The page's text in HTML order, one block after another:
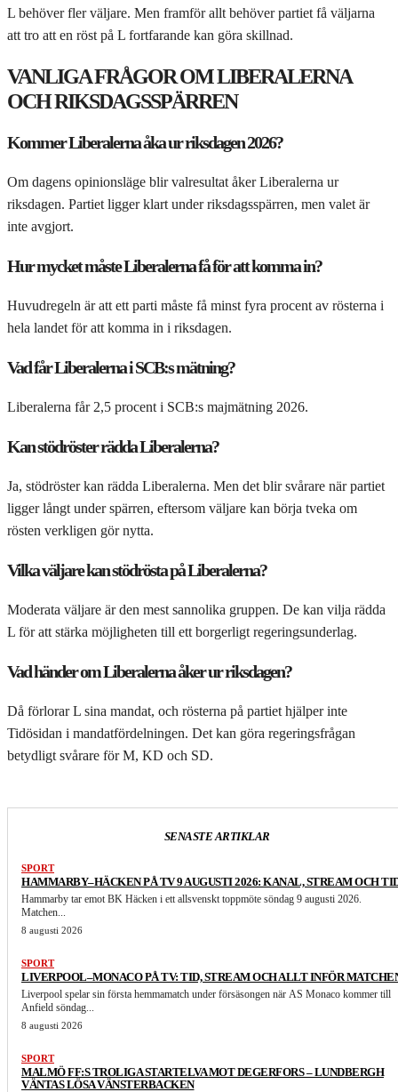
L behöver fler väljare. Men framför allt behöver partiet få väljarna
att tro att en röst på L fortfarande kan göra skillnad.
VANLIGA FRÅGOR OM LIBERALERNA
OCH RIKSDAGSSPÄRREN
Kommer Liberalerna åka ur riksdagen 2026?
Om dagens opinionsläge blir valresultat åker Liberalerna ur
riksdagen. Partiet ligger klart under riksdagsspärren, men valet är
inte avgjort.
Hur mycket måste Liberalerna få för att komma in?
Huvudregeln är att ett parti måste få minst fyra procent av rösterna i
hela landet för att komma in i riksdagen.
Vad får Liberalerna i SCB:s mätning?
Liberalerna får 2,5 procent i SCB:s majmätning 2026.
Kan stödröster rädda Liberalerna?
Ja, stödröster kan rädda Liberalerna. Men det blir svårare när partiet
ligger långt under spärren, eftersom väljare kan börja tveka om
rösten verkligen gör nytta.
Vilka väljare kan stödrösta på Liberalerna?
Moderata väljare är den mest sannolika gruppen. De kan vilja rädda
L för att stärka möjligheten till ett borgerligt regeringsunderlag.
Vad händer om Liberalerna åker ur riksdagen?
Då förlorar L sina mandat, och rösterna på partiet hjälper inte
Tidösidan i mandatfördelningen. Det kan göra regeringsfrågan
betydligt svårare för M, KD och SD.
SENASTE ARTIKLAR
SPORT
HAMMARBY–HÄCKEN PÅ TV 9 AUGUSTI 2026: KANAL, STREAM OCH
Hammarby tar emot BK Häcken i ett allsvenskt toppmöte söndag 9 augusti 2026.
Matchen...
8 augusti 2026
SPORT
LIVERPOOL–MONACO PÅ TV: TID, STREAM OCH ALLT INFÖR
Liverpool spelar sin första hemmamatch under försäsongen när AS Monaco kommer till
Anfield söndag...
8 augusti 2026
SPORT
MALMÖ FF:S TROLIGA STARTELVA MOT DEGERFORS – LUNDBERGH
VÄNTAS LÖSA VÄNSTERBACKEN